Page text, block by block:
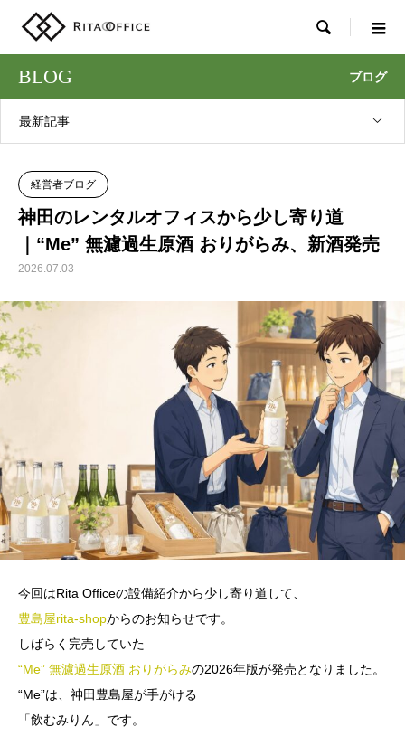

BLOG ブログ
最新記事
経営者ブログ
神田のレンタルオフィスから少し寄り道
｜“Me” 無濾過生原酒 おりがらみ、新酒発売
2026.07.03
今回はRita Officeの設備紹介から少し寄り道して、
豊島屋rita-shopからのお知らせです。
しばらく完売していた
“Me” 無濾過生原酒 おりがらみの2026年版が発売となりました。
“Me”は、神田豊島屋が手がける
「飲むみりん」です。